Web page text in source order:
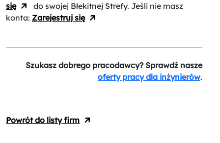
się
do swojej Błekitnej Strefy. Jeśli nie masz
konta: Zarejestruj się
Szukasz dobrego pracodawcy? Sprawdź nasze
oferty pracy dla inżynierów.
Powrót do listy firm